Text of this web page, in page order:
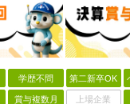
学歴不問 第二新卒OK
賞与複数月 上場企業